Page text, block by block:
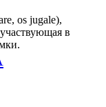
os jugale),
в